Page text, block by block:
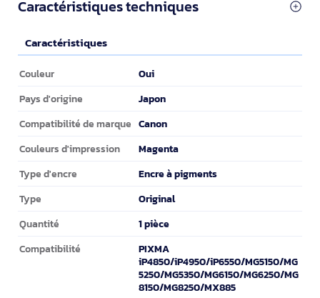
Caractéristiques techniques
Caractéristiques
Caractéristiques
Couleur Oui
Pays d'origine Japon
Compatibilité de marque Canon
Couleurs d'impression Magenta
Type d'encre Encre à pigments
Type Original
Quantité 1 pièce
Compatibilité
PIXMA
iP4850/iP4950/iP6550/MG5150/MG
5250/MG5350/MG6150/MG6250/MG
8150/MG8250/MX885